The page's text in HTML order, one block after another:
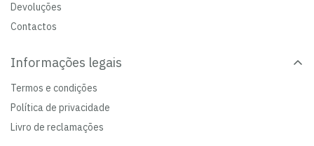
Devoluções
Contactos
Informações legais
Termos e condições
Política de privacidade
Livro de reclamações